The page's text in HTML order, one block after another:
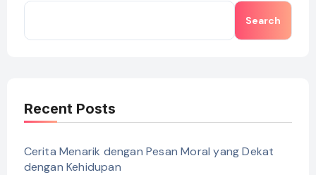
Search
Recent Posts
Cerita Menarik dengan Pesan Moral yang Dekat
dengan Kehidupan